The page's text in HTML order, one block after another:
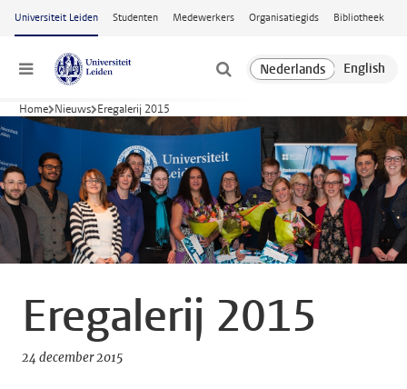
Ga naar hoofdinhoud
Universiteit Leiden Studenten Medewerkers Organisatiegids Bibliotheek
Menu
Home Nieuws Eregalerij 2015
Eregalerij 2015
24 december 2015